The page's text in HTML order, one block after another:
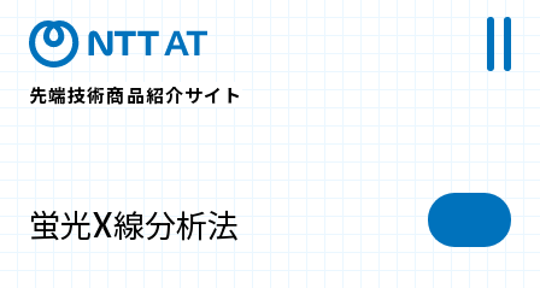
先端技術商品紹介サイト
蛍光X線分析法